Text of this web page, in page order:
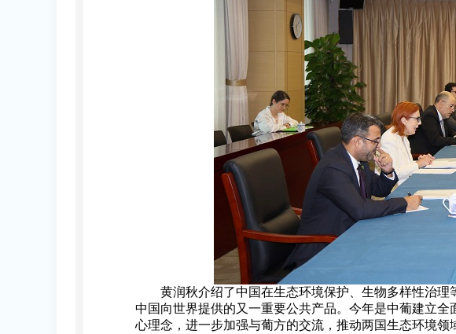
黄润秋介绍了中国在生态环境保护、生物多样性治理
中国向世界提供的又一重要公共产品。今年是中葡建立
心理念，进一步加强与葡方的交流，推动两国生态环境